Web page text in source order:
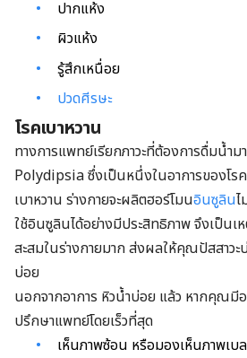
ปากแห้ง
ผิวแห้ง
รู้สึกเหนื่อย
ปวดศีรษะ
โรคเบาหวาน
ทางการแพทย์เรียกภาวะที่ต้องการดื่มน้ำ
Polydipsia ซึ่งเป็นหนึ่งในอาการของโรค
เบาหวาน ร่างกายจะผลิตฮอร์โมนอินซูลิน
ใช้อินซูลินได้อย่างมีประสิทธิภาพ จึงเป็นเ
สะสมในร่างกายมาก ส่งผลให้คุณปัสสาวะ
บ่อย
นอกจากอาการ หิวน้ำบ่อย แล้ว หากคุณมีอ
ปรึกษาแพทย์โดยเร็วที่สุด
เห็นภาพซ้อน หรือมองเห็นภาพเบ